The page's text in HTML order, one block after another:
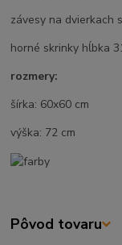
závesy na dvierkach
horné skrinky hĺbka
rozmery:
šírka: 60x60 cm
výška: 72 cm
Pôvod tovaru